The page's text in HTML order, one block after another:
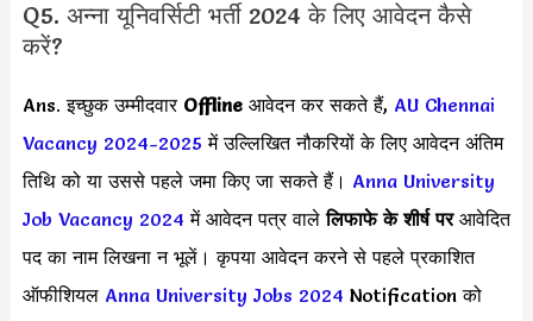
Q5. अन्ना यूनिवर्सिटी भर्ती 2024 के लिए आवेदन कैसे
करें?
Ans. इच्छुक उम्मीदवार Offline आवेदन कर सकते हैं, AU Chennai
Vacancy 2024-2025 में उल्लिखित नौकरियों के लिए आवेदन अंतिम
तिथि को या उससे पहले जमा किए जा सकते हैं। Anna University
Job Vacancy 2024 में आवेदन पत्र वालेलिफाफे के शीर्ष परआवेदित
पद का नाम लिखना न भूलें। कृपया आवेदन करने से पहले प्रकाशित
ऑफीशियल Anna University Jobs 2024 Notification को